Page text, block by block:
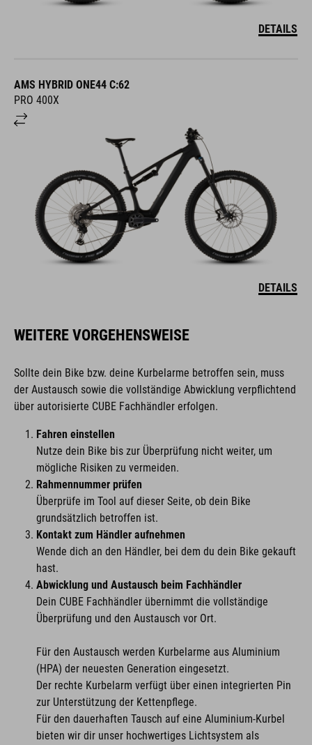
DETAILS
AMS HYBRID ONE44 C:62
PRO 400X
DETAILS
WEITERE VORGEHENSWEISE
Sollte dein Bike bzw. deine Kurbelarme betroffen sein, muss
der Austausch sowie die vollständige Abwicklung verpflichtend
über autorisierte CUBE Fachhändler erfolgen.
Fahren einstellen
Nutze dein Bike bis zur Überprüfung nicht weiter, um
mögliche Risiken zu vermeiden.
Rahmennummer prüfen
Überprüfe im Tool auf dieser Seite, ob dein Bike
grundsätzlich betroffen ist.
Kontakt zum Händler aufnehmen
Wende dich an den Händler, bei dem du dein Bike gekauft
hast.
Abwicklung und Austausch beim Fachhändler
Dein CUBE Fachhändler übernimmt die vollständige
Überprüfung und den Austausch vor Ort.
Für den Austausch werden Kurbelarme aus Aluminium
(HPA) der neuesten Generation eingesetzt.
Der rechte Kurbelarm verfügt über einen integrierten Pin
zur Unterstützung der Kettenpflege.
Für den dauerhaften Tausch auf eine Aluminium-Kurbel
bieten wir dir unser hochwertiges Lichtsystem als